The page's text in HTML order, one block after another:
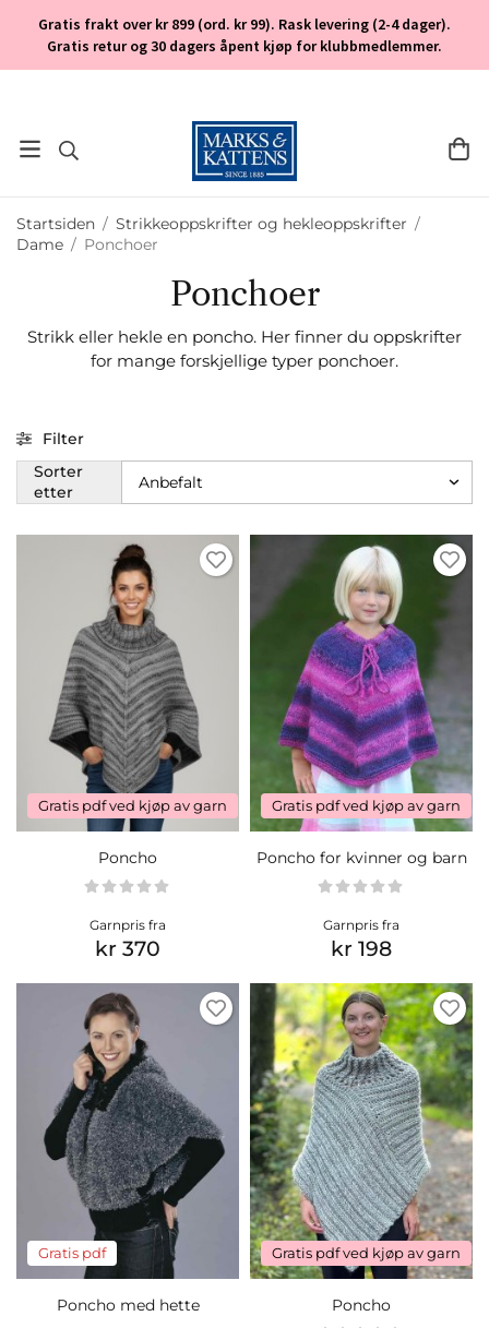
Gratis frakt over kr 899 (ord. kr 99). Rask levering (2-4 dager).
Gratis retur og 30 dagers åpent kjøp for klubbmedlemmer.
Startsiden / Strikkeoppskrifter og hekleoppskrifter /
Dame / Ponchoer
Ponchoer
Strikk eller hekle en poncho. Her finner du oppskrifter
for mange forskjellige typer ponchoer.
Filter
Sorter
etter
Gratis pdf ved kjøp av garn
Poncho
Garnpris fra
kr 370
Gratis pdf ved kjøp av garn
Poncho for kvinner og barn
Garnpris fra
kr 198
Gratis pdf
Poncho med hette
Gratis pdf ved kjøp av garn
Poncho